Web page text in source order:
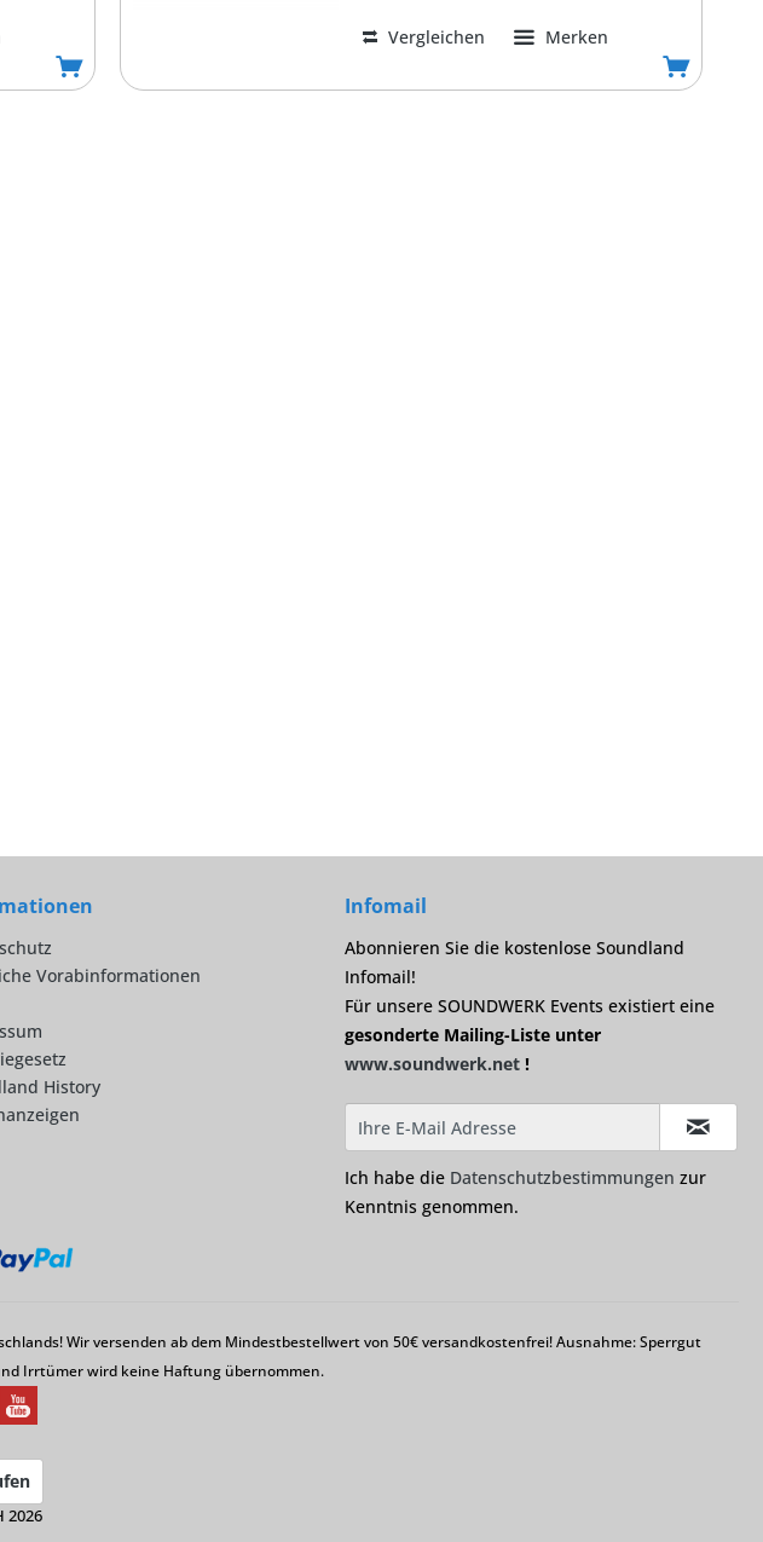
Vergleichen Merken
Vorabinformationen
History
Infomail
Abonnieren Sie die kostenlose Soundland
Infomail!
Für unsere SOUNDWERK Events existiert eine
gesonderte Mailing-Liste unter
www.soundwerk.net !
Ich habe die Datenschutzbestimmungen zur
Kenntnis genommen.
Wir versenden ab dem Mindestbestellwert von 50€ versandkostenfrei! Ausnahme: Sperrgut
Irrtümer wird keine Haftung übernommen.
2026